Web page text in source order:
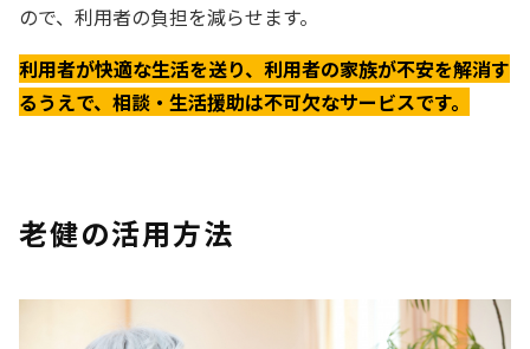
ので、利用者の負担を減らせます。
利用者が快適な生活を送り、利用者の家族が不安を解消す
るうえで、相談・生活援助は不可欠なサービスです。
老健の活用方法